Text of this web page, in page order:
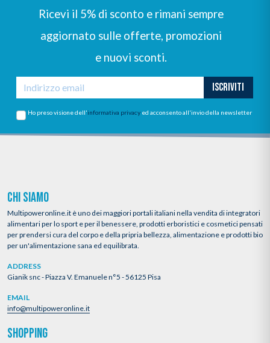
Ricevi il 5% di sconto e rimani sempre
aggiornato sulle offerte, promozioni
e nuovi sconti.
ISCRIVITI
Ho preso visione dell'informativa privacy ed acconsento all'invio della newsletter
CHI SIAMO
Multipoweronline.it è uno dei maggiori portali italiani nella vendita di integratori
alimentari per lo sport e per il benessere, prodotti erboristici e cosmetici pensati
per prendersi cura del corpo e della pripria bellezza, alimentazione e prodotti bio
per un'alimentazione sana ed equilibrata.
ADDRESS
Gianik snc - Piazza V. Emanuele n°5 - 56125 Pisa
EMAIL
info@multipoweronline.it
SHOPPING